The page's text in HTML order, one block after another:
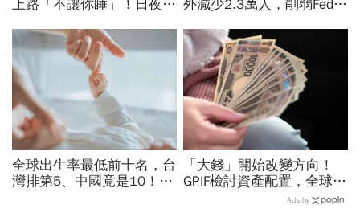
上路「不讓你睡」！日夜盤
喊：下單前注意一風險
外減少2.3萬人，削弱Fed升
創7個月來最佳單周
全球出生率最低前十名，台
灣排第5、中國竟是10！亞
「大錢」開始改變方向！
GPIF檢討資產配置，全球資
金流向恐迎重大變局
Ads by